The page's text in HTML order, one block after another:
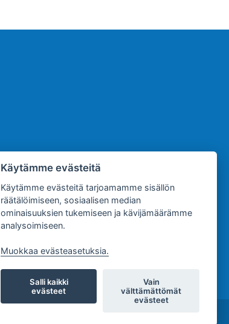
Yhteystiedot
Käytämme evästeitä
Käytämme evästeitä tarjoamamme sisällön
räätälöimiseen, sosiaalisen median
ominaisuuksien tukemiseen ja kävijämäärämme
analysoimiseen.
Muokkaa evästeasetuksia.
Salli kaikki
evästeet
Vain
välttämättömät
evästeet